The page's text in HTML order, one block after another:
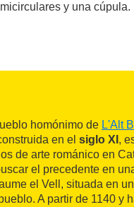
y una cúpula.
homónimo de L'Alt
en el siglo XI ,
de arte románico en
el precedente en
el Vell, situada en
A partir de 1140 y